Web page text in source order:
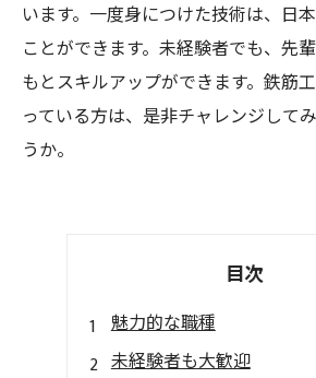
います。一度身につけた技術は、日
ことができます。未経験者でも、先
もとスキルアップができます。鉄筋
っている方は、是非チャレンジして
うか。
目次
魅力的な職種
未経験者も大歓迎